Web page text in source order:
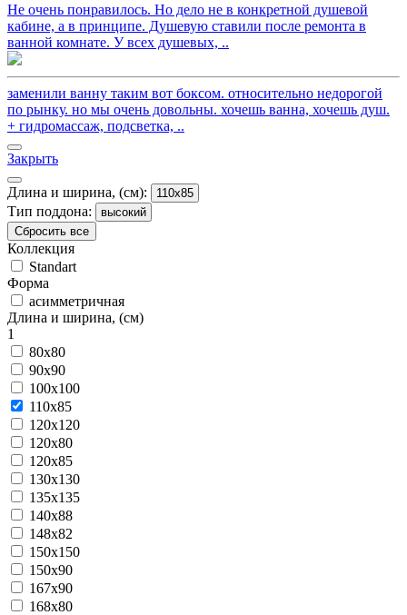
Не очень понравилось. Но дело не в конкретной душевой
кабине, а в принципе. Душевую ставили после ремонта в
ванной комнате. У всех душевых, ..
заменили ванну таким вот боксом. относительно недорогой
по рынку. но мы очень довольны. хочешь ванна, хочешь душ.
+ гидромассаж, подсветка, ..
Закрыть
Длина и ширина, (см): 110x85
Тип поддона:
высокий
Сбросить все
Коллекция
Standart
Форма
асимметричная
Длина и ширина, (см)
1
80x80
90x90
100x100
110x85
120x120
120x80
120x85
130x130
135x135
140x88
148x82
150x150
150x90
167x90
168x80